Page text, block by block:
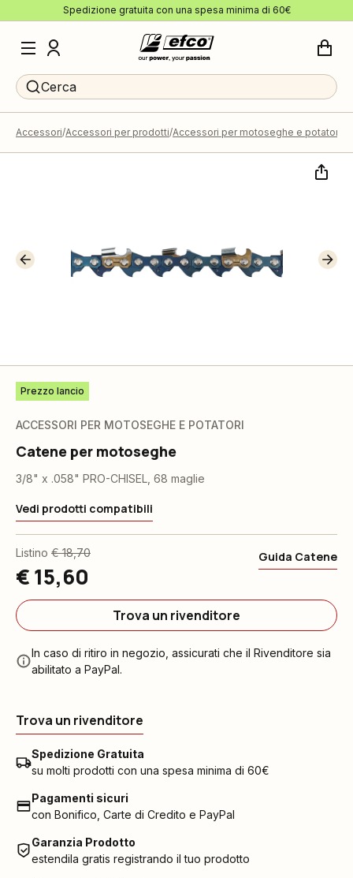
Spedizione gratuita con una spesa minima di 60€
Cerca
Accessori Accessori per prodotti Accessori per motoseghe e potatori
Prezzo lancio
ACCESSORI PER MOTOSEGHE E POTATORI
Catene per motoseghe
3/8" x .058" PRO-CHISEL, 68 maglie
Vedi prodotti compatibili
Listino € 18,70
€ 15,60
Guida Catene
Trova un rivenditore
In caso di ritiro in negozio, assicurati che il Rivenditore sia
abilitato a PayPal.
Trova un rivenditore
Spedizione Gratuita
su molti prodotti con una spesa minima di 60€
Pagamenti sicuri
con Bonifico, Carte di Credito e PayPal
Garanzia Prodotto
estendila gratis registrando il tuo prodotto